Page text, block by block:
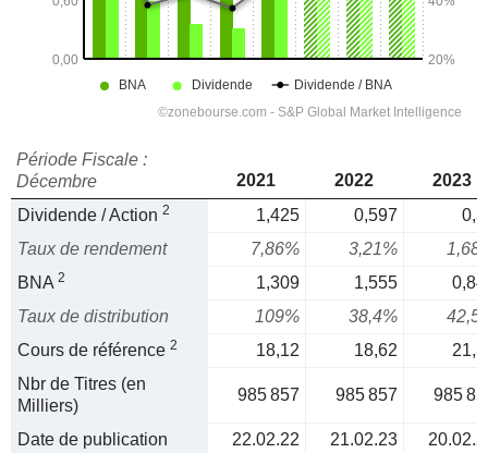
Période Fiscale :
Décembre
2021 2022
2023
Dividende / Action 2 1,425 0,597
Taux de rendement
7,86% 3,21%
BNA 2 1,309 1,555
Taux de distribution
109% 38,4%
Cours de référence 2 18,12 18,62
Nbr de Titres (en
Milliers)
985 857 985 857 985
Date de publication 22.02.22 21.02.23